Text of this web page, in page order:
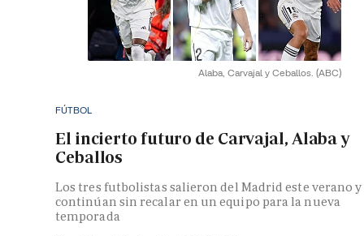
Alaba, Carvajal y Ceballos. (ABC)
FÚTBOL
El incierto futuro de Carvajal, Alaba y
Ceballos
Los tres futbolistas salieron del Madrid este verano y
continúan sin recalar en un equipo para la nueva
temporada